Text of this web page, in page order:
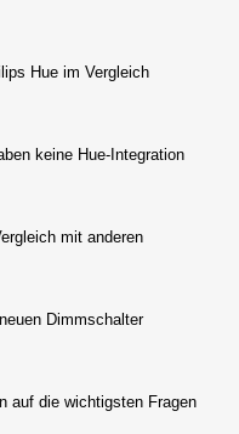
Hue im Vergleich
keine Hue-Integration
mit anderen
Dimmschalter
auf die wichtigsten Fragen